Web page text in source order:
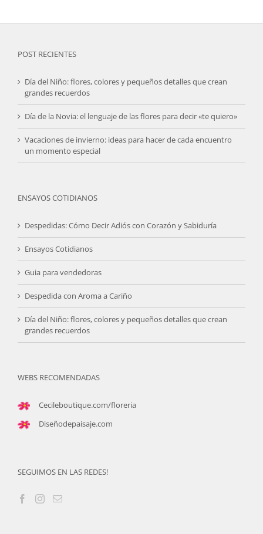
POST RECIENTES
Día del Niño: flores, colores y pequeños detalles que crean
grandes recuerdos
Día de la Novia: el lenguaje de las flores para decir «te quiero»
Vacaciones de invierno: ideas para hacer de cada encuentro
un momento especial
ENSAYOS COTIDIANOS
Despedidas: Cómo Decir Adiós con Corazón y Sabiduría
Ensayos Cotidianos
Guia para vendedoras
Despedida con Aroma a Cariño
Día del Niño: flores, colores y pequeños detalles que crean
grandes recuerdos
WEBS RECOMENDADAS
Cecileboutique.com/floreria
Diseñodepaisaje.com
SEGUIMOS EN LAS REDES!